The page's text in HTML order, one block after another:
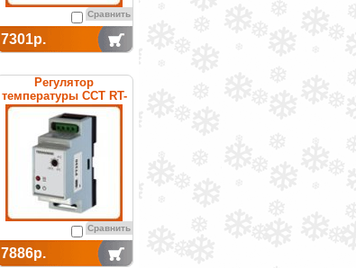
Сравнить
7301р.
Регулятор
температуры ССТ RT-
200E (teploskat)
электронный
Сравнить
7886р.